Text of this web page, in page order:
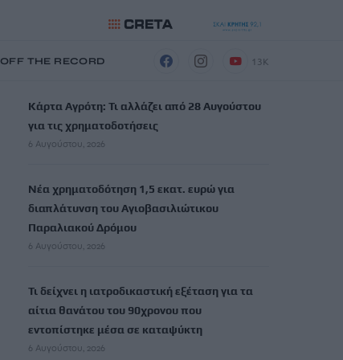
OFF THE RECORD
13K
Κάρτα Αγρότη: Τι αλλάζει από 28 Αυγούστου
για τις χρηματοδοτήσεις
6 Αυγούστου, 2026
Νέα χρηματοδότηση 1,5 εκατ. ευρώ για
διαπλάτυνση του Αγιοβασιλιώτικου
Παραλιακού Δρόμου
6 Αυγούστου, 2026
Τι δείχνει η ιατροδικαστική εξέταση για τα
αίτια θανάτου του 90χρονου που
εντοπίστηκε μέσα σε καταψύκτη
6 Αυγούστου, 2026